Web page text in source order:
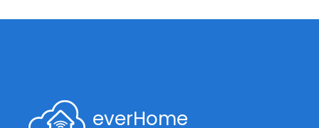
everHome